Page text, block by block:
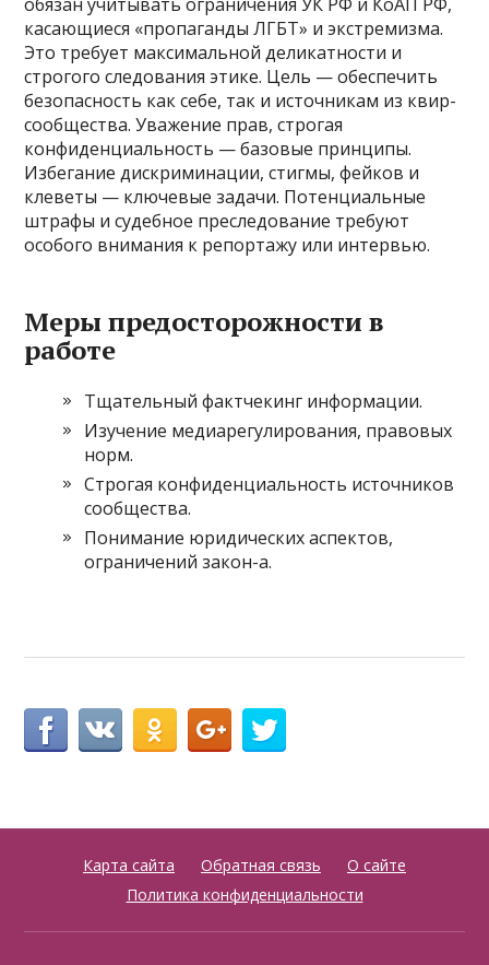
касающиеся «пропаганды ЛГБТ» и экстремизма.
Это требует максимальной деликатности и
строгого следования этике. Цель — обеспечить
безопасность как себе, так и источникам из квир-
сообщества. Уважение прав, строгая
конфиденциальность — базовые принципы.
Избегание дискриминации, стигмы, фейков и
клеветы — ключевые задачи. Потенциальные
штрафы и судебное преследование требуют
особого внимания к репортажу или интервью.
Меры предосторожности в
работе
Тщательный фактчекинг информации.
Изучение медиарегулирования, правовых
норм.
Строгая конфиденциальность источников
сообщества.
Понимание юридических аспектов,
ограничений закон-а.
Карта сайта Обратная связь
О сайте
Политика конфиденциальности